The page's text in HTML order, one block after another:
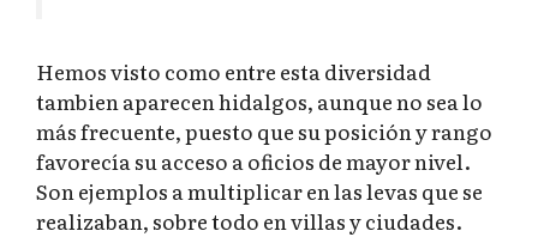
Hemos visto como entre esta diversidad
tambien aparecen hidalgos, aunque no sea lo
más frecuente, puesto que su posición y rango
favorecía su acceso a oficios de mayor nivel.
Son ejemplos a multiplicar en las levas que se
realizaban, sobre todo en villas y ciudades.